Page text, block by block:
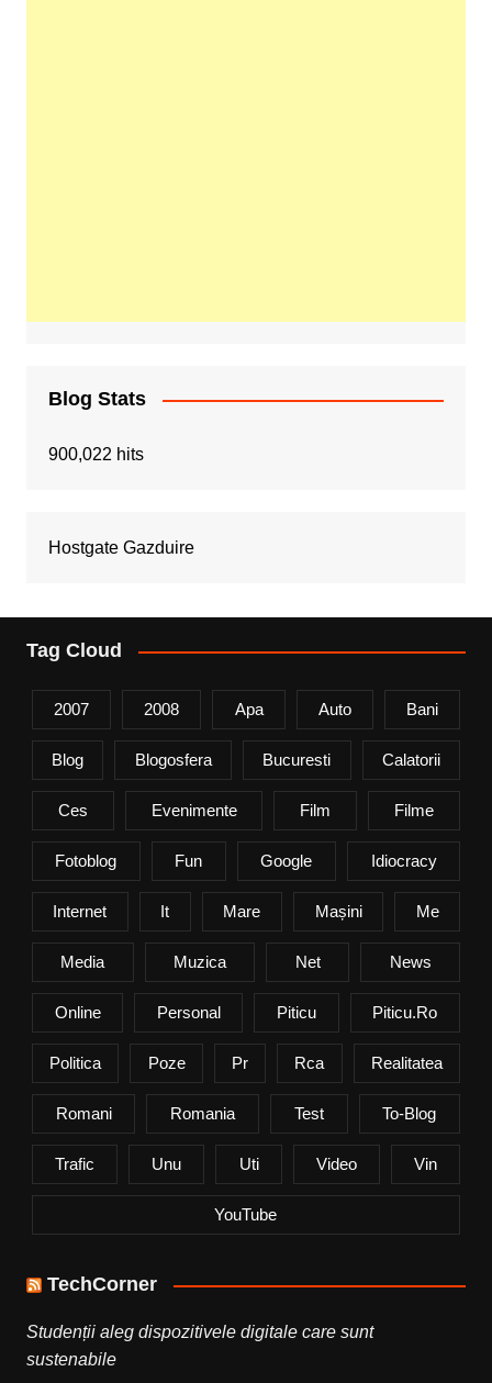
Blog Stats
900,022 hits
Hostgate Gazduire
Tag Cloud
2007 2008 Apa Auto Bani
Blog Blogosfera Bucuresti Calatorii
Ces Evenimente Film Filme
Fotoblog Fun Google Idiocracy
Internet It Mare Mașini Me
Media Muzica Net News
Online Personal Piticu Piticu.ro
Politica Poze Pr Rca Realitatea
Romani Romania Test To-Blog
Trafic Unu Uti Video Vin
YouTube
TechCorner
Studenții aleg dispozitivele digitale care sunt
sustenabile